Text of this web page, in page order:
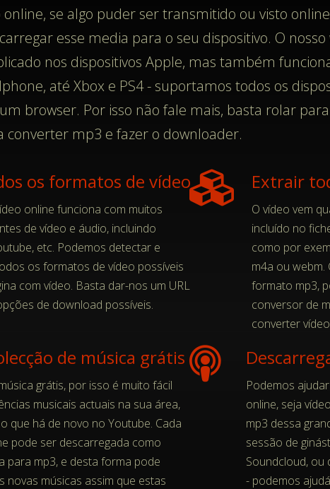
se algo puder ser transmitido ou visto
esse media para o seu dispositivo. O
nos dispositivos Apple, mas também
até Xbox e PS4 - suportamos todos os
browser. Por isso não fale mais, basta rolar
mp3 e fazer o downloader.
os formatos de vídeo
online funciona com muitos
de vídeo e áudio, incluindo
etc. Podemos detectar e
os formatos de vídeo possíveis
com vídeo. Basta dar-nos um URL
de download possíveis.
Extrair
O vídeo vem
incluído no
como por
m4a ou webm.
formato mp3,
conversor de
converter
de música grátis
grátis, por isso é muito fácil
musicais actuais na sua área,
que há de novo no Youtube. Cada
pode ser descarregada como
para mp3, e desta forma pode
músicas assim que estas
Podemos
online, seja
mp3 dessa
sessão de
Soundcloud, ou
- podemos